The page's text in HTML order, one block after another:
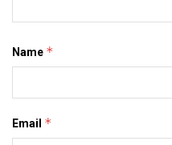
Name *
Email *